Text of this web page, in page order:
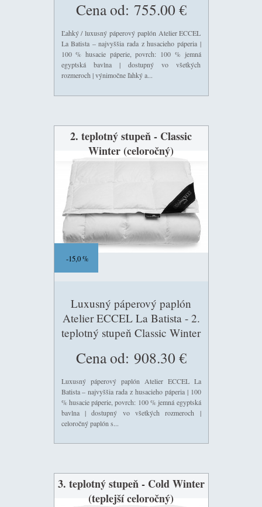
Cena od: 755.00 €
Ľahký / luxusný páperový paplón Atelier ECCEL
La Batista – najvyššia rada z husacieho páperia |
100 % husacie páperie, povrch: 100 % jemná
egyptská bavlna | dostupný vo všetkých
rozmeroch | výnimočne ľahký a...
2. teplotný stupeň - Classic
Winter (celoročný)
Luxusný páperový paplón
Atelier ECCEL La Batista - 2.
teplotný stupeň Classic Winter
15,0 %
Cena od: 908.30 €
Luxusný páperový paplón Atelier ECCEL La
Batista – najvyššia rada z husacieho páperia | 100
% husacie páperie, povrch: 100 % jemná egyptská
bavlna | dostupný vo všetkých rozmeroch |
celoročný paplón s...
3. teplotný stupeň - Cold Winter
(teplejší celoročný)